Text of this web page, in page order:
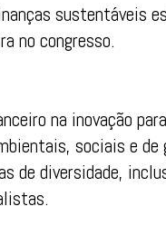
sustentáveis
no congresso.
na inovação
sociais e
de diversidade,